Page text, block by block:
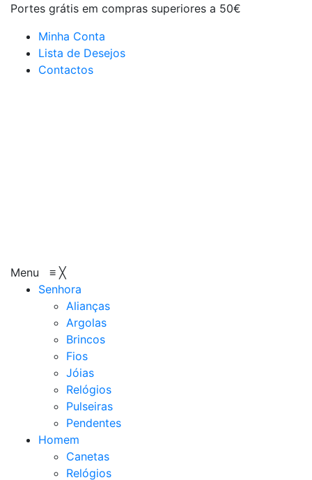
Portes grátis em compras superiores a 50€
Minha Conta
Lista de Desejos
Contactos
Menu ≡ ╳
Senhora
Alianças
Argolas
Brincos
Fios
Jóias
Relógios
Pulseiras
Pendentes
Homem
Canetas
Relógios